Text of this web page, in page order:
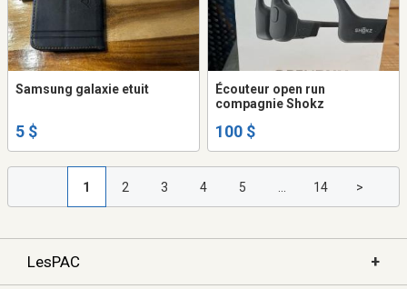
Samsung galaxie etuit
5 $
Écouteur open run
compagnie Shokz
100 $
1 2 3 4 5 14 >
LesPAC +